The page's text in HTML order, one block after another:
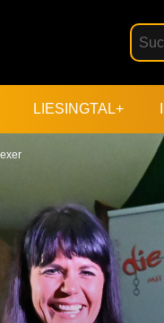
LIESINGTAL+